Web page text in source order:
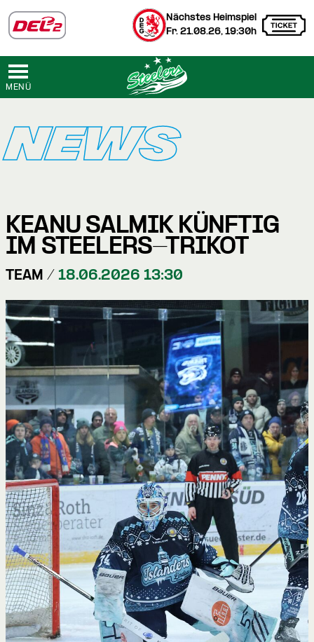
Nächstes Heimspiel
Fr. 21.08.26, 19:30h
MENÜ
NEWS
KEANU SALMIK KÜNFTIG
IM STEELERS-TRIKOT
TEAM / 18.06.2026 13:30